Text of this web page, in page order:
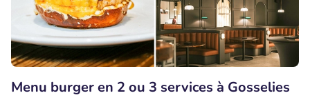
Menu burger en 2 ou 3 services à Gosselies